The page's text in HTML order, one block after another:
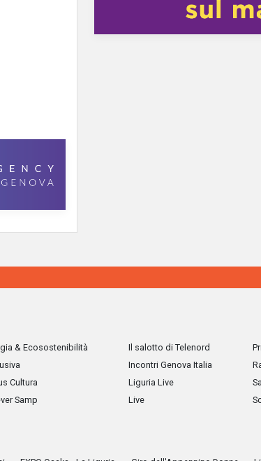
& Ecosostenibilità
Cultura
Samp
Il salotto di Telenord
Incontri Genova Italia
Liguria Live
Live